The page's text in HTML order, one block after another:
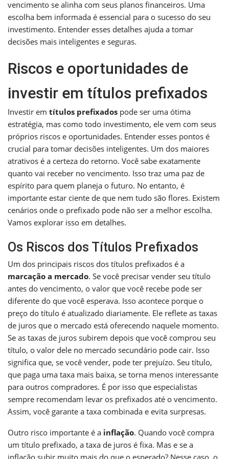
vencimento se alinha com seus planos financeiros. Uma
escolha bem informada é essencial para o sucesso do seu
investimento. Entender esses detalhes ajuda a tomar
decisões mais inteligentes e seguras.
Riscos e oportunidades de
investir em títulos prefixados
Investir em títulos prefixados pode ser uma ótima
estratégia, mas como todo investimento, ele vem com seus
próprios riscos e oportunidades. Entender esses pontos é
crucial para tomar decisões inteligentes. Um dos maiores
atrativos é a certeza do retorno. Você sabe exatamente
quanto vai receber no vencimento. Isso traz uma paz de
espírito para quem planeja o futuro. No entanto, é
importante estar ciente de que nem tudo são flores. Existem
cenários onde o prefixado pode não ser a melhor escolha.
Vamos explorar isso em detalhes.
Os Riscos dos Títulos Prefixados
Um dos principais riscos dos títulos prefixados é a
marcação a mercado. Se você precisar vender seu título
antes do vencimento, o valor que você recebe pode ser
diferente do que você esperava. Isso acontece porque o
preço do título é atualizado diariamente. Ele reflete as taxas
de juros que o mercado está oferecendo naquele momento.
Se as taxas de juros subirem depois que você comprou seu
título, o valor dele no mercado secundário pode cair. Isso
significa que, se você vender, pode ter prejuízo. Seu título,
que paga uma taxa mais baixa, se torna menos interessante
para outros compradores. É por isso que especialistas
sempre recomendam levar os prefixados até o vencimento.
Assim, você garante a taxa combinada e evita surpresas.
Outro risco importante é a inflação. Quando você compra
um título prefixado, a taxa de juros é fixa. Mas e se a